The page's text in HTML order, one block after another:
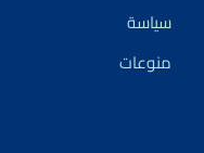
سياسة
منوعات